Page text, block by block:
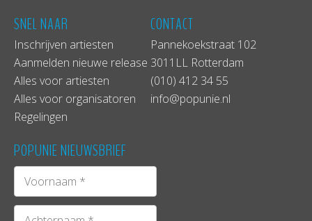
SNEL NAAR
Inschrijven artiesten
Aanmelden nieuwe release
Alles voor artiesten
Alles voor organisatoren
Regelingen
CONTACT
Pannekoekstraat 102
3011LL Rotterdam
(010) 412 34 55
info@popunie.nl
POPUNIE NIEUWSBRIEF